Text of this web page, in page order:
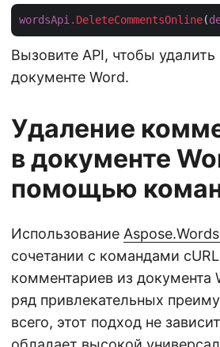
wordsApi .DeleteCommentsOnline(
Вызовите API, чтобы
документе Word.
Удаление
в документе
помощью
Использование
сочетании с командами
комментариев из документа
ряд привлекательных
всего, этот подход не